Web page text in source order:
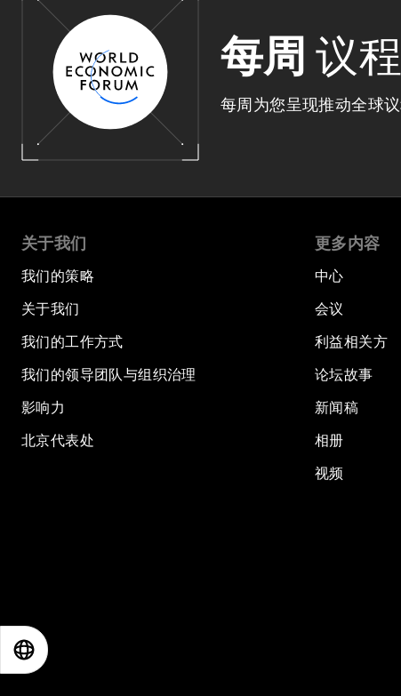
每周 议程
每周为您呈现推动全球
关于我们
我们的策略
关于我们
我们的工作方式
我们的领导团队与组织治理
影响力
北京代表处
更多内容
中心
会议
利益相关方
论坛故事
新闻稿
相册
视频